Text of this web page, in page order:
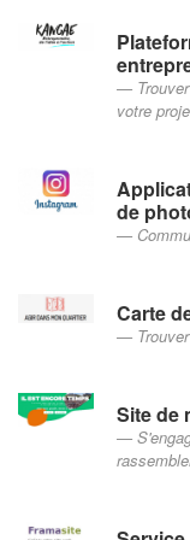
votre
de
Carte
Site de